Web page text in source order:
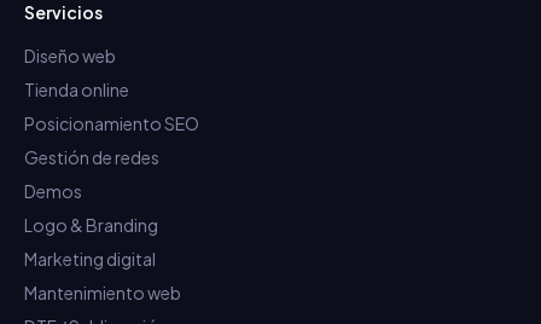
Servicios
Diseño web
Tienda online
Posicionamiento SEO
Gestión de redes
Demos
Logo & Branding
Marketing digital
Mantenimiento web